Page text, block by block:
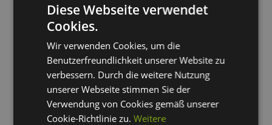
Zum Projekt
Vorherige Referenz Nächste Referenz
Diese Webseite verwendet
Cookies.
Wir verwenden Cookies, um die
Benutzerfreundlichkeit unserer Website zu
verbessern. Durch die weitere Nutzung
unserer Webseite stimmen Sie der
Verwendung von Cookies gemäß unserer
Cookie-Richtlinie zu.Weitere